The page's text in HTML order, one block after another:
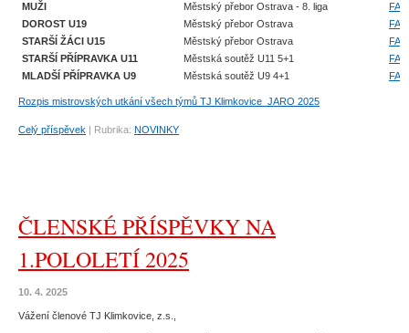
MUŽI Městský přebor Ostrava - 8. liga
DOROST U19
Městský přebor Ostrava
STARŠÍ ŽÁCI U15
Městský přebor Ostrava
STARŠÍ PŘÍPRAVKA U11
Městská soutěž U11 5+1
MLADŠÍ PŘÍPRAVKA U9
Městská soutěž U9 4+1
Rozpis mistrovských utkání všech týmů TJ Klimkovice_JARO 2025
Celý příspěvek | Rubrika: NOVINKY
ČLENSKÉ PŘÍSPĚVKY NA
1.POLOLETÍ 2025
10. 4. 2025
Vážení členové TJ Klimkovice, z.s.,